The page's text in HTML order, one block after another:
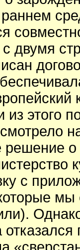
двумя
этого
решение
с